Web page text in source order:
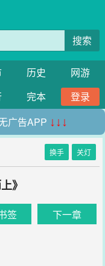
搜索
历史
网游
完本
登录
广告APP ↓↓↓
换手 关灯
》
签 下一章